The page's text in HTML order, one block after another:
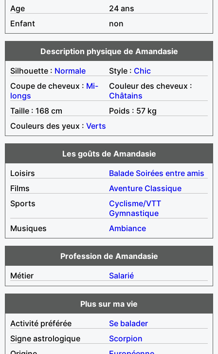
Age
24 ans
Enfant
non
Description physique de Amandasie
Silhouette : Normale Style : Chic
Coupe de cheveux : Mi-
longs
Couleur des cheveux :
Châtains
Taille : 168 cm
Poids : 57 kg
Couleurs des yeux : Verts
Les goûts de Amandasie
Loisirs
Balade Soirées entre amis
Films
Aventure Classique
Sports
Cyclisme/VTT
Gymnastique
Musiques
Ambiance
Profession de Amandasie
Métier
Salarié
Plus sur ma vie
Activité préférée
Se balader
Signe astrologique
Scorpion